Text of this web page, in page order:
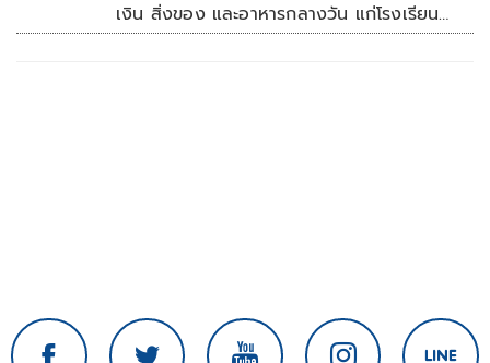
เงิน สิ่งของ และอาหารกลางวัน แก่โรงเรียน
บ้านหนองน้ำใส